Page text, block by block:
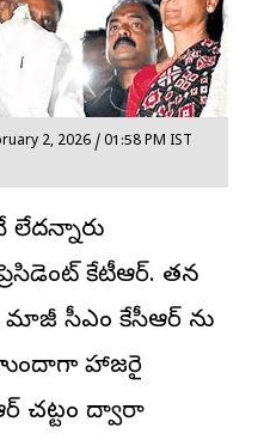
2, 2026 / 01:58 PM IST
లేదన్నారు
కేటీఆర్. తన
మాజీ సీఎం కేసీఆర్ ను
హాజరై
చట్టం ద్వారా